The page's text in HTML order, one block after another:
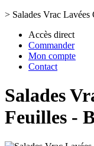
> Salades Vrac
Accès direct
Commander
Mon compte
Contact
Salades
Feuilles -